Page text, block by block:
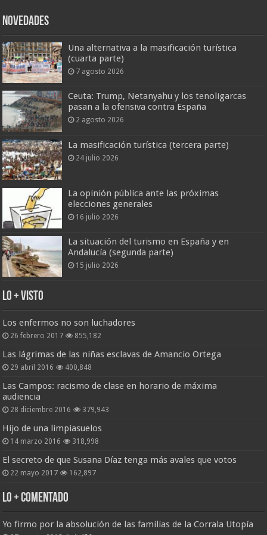
Novedades
Una alternativa a la masificación turística
(cuarta parte)
7 agosto 2026
Ceuta: Trump, Netanyahu y los tenoligarcas
pasan a la ofensiva contra España
2 agosto 2026
La masificación turística (tercera parte)
24 julio 2026
La opinión pública ante las próximas
elecciones generales
16 julio 2026
La situación del turismo en España y en
Andalucía (segunda parte)
15 julio 2026
Lo + Visto
Los enfermos no son luchadores
26 febrero 2017 855,182
Las lágrimas de las niñas esclavas de Amancio Ortega
29 abril 2016 400,848
Las Campos: racismo de clase en horario de máxima
audiencia
28 diciembre 2016 379,943
Hijo de una limpiasuelos
14 marzo 2016 318,998
El secreto de que Susana Díaz tenga más avales que votos
22 mayo 2017 162,897
Lo + Comentado
Yo firmo por la absolución de las familias de la Corrala Utopía